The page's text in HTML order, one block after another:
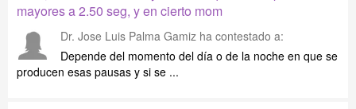
mayores a 2.50 seg, y en cierto mom
Dr. Jose Luis Palma Gamiz ha contestado a:
Depende del momento del día o de la noche en que se
producen esas pausas y si se ...